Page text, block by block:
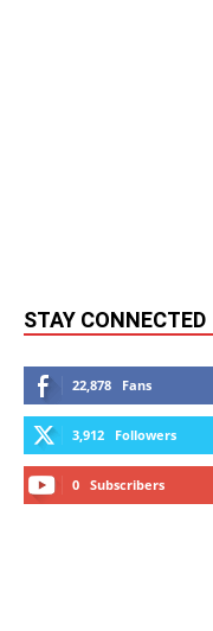
STAY CONNECTED
22,878 Fans
3,912 Followers
0 Subscribers